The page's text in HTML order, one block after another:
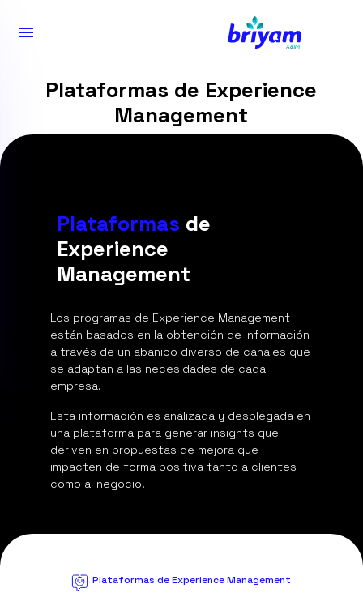
Plataformas de Experience
Management
Plataformas de
Experience
Management
Los programas de Experience Management
están basados en la obtención de información
a través de un abanico diverso de canales que
se adaptan a las necesidades de cada
empresa.
Esta información es analizada y desplegada en
una plataforma para generar insights que
deriven en propuestas de mejora que
impacten de forma positiva tanto a clientes
como al negocio.
Plataformas de Experience Management